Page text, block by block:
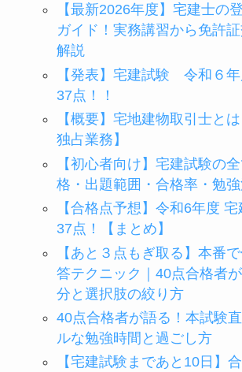
【最新2026年度】宅建士の
ガイド！実務講習から免許
解説
【発表】宅建試験 令和６
37点！！
【概要】宅地建物取引士と
独占業務】
【初心者向け】宅建試験の
格・出題範囲・合格率・勉
【合格点予想】令和6年度
37点！【まとめ】
【あと３点もぎ取る】本番
答テクニック｜40点合格者
分と選択肢の絞り方
40点合格者が語る！本試験
ルな勉強時間と過ごし方
【宅建試験まであと10日】